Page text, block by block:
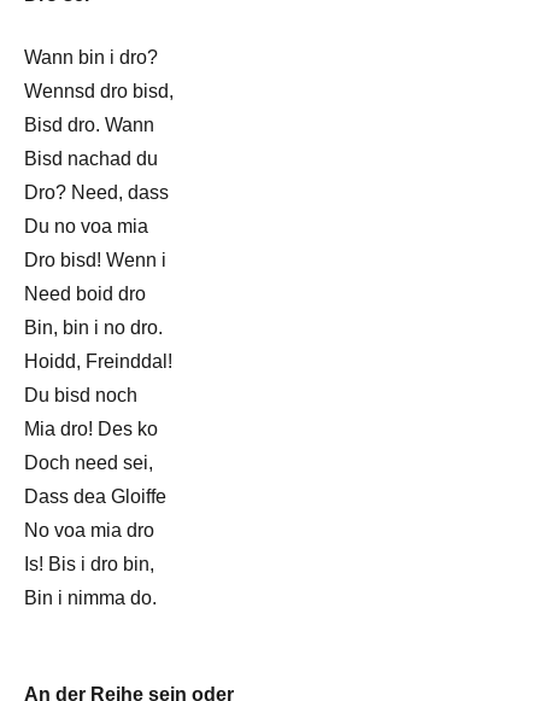
Wann bin i dro?
Wennsd dro bisd,
Bisd dro. Wann
Bisd nachad du
Dro? Need, dass
Du no voa mia
Dro bisd! Wenn i
Need boid dro
Bin, bin i no dro.
Hoidd, Freinddal!
Du bisd noch
Mia dro! Des ko
Doch need sei,
Dass dea Gloiffe
No voa mia dro
Is! Bis i dro bin,
Bin i nimma do.
An der Reihe sein oder